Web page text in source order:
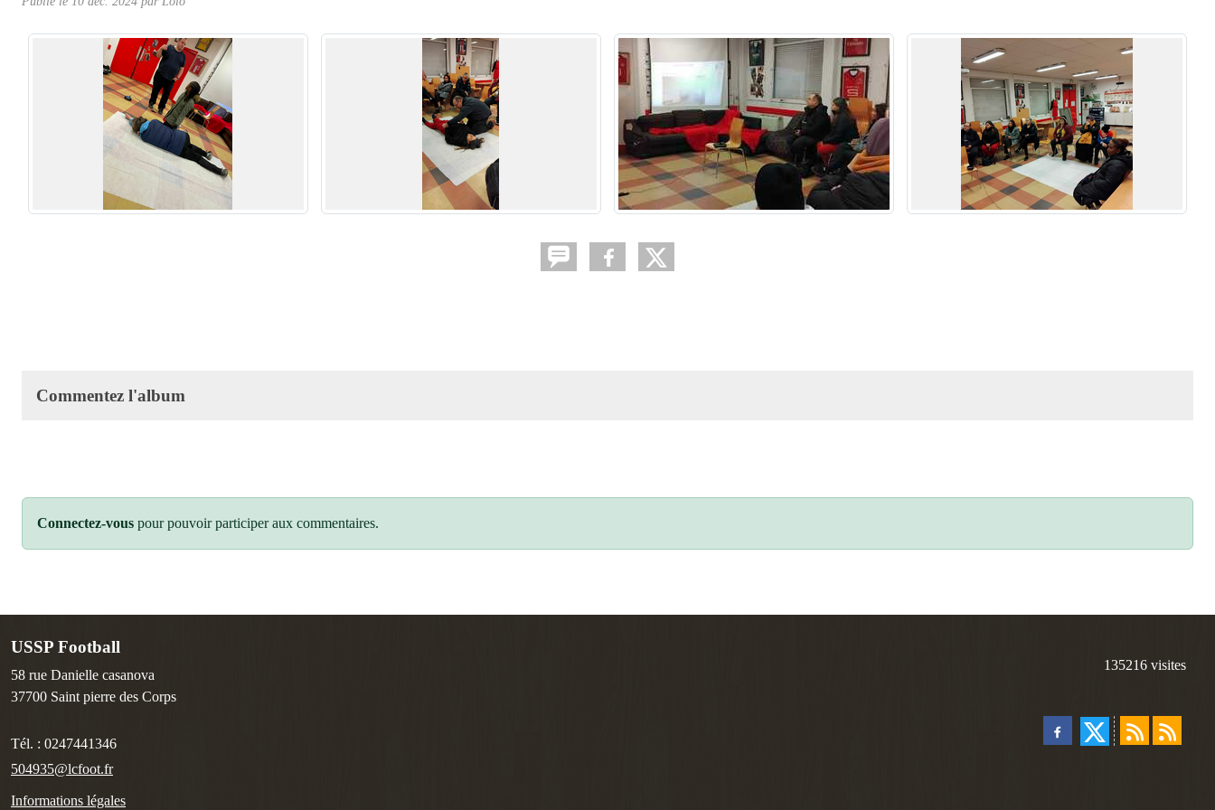
Commentez l'album
Connectez-vous pour pouvoir participer aux commentaires.
USSP Football
58 rue Danielle casanova
37700 Saint pierre des Corps
Tél. : 0247441346
504935@lcfoot.fr
Informations légales
135216 visites